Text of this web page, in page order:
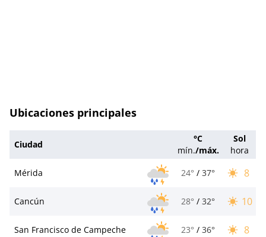
Ubicaciones principales
Ciudad
°C
mín./máx.
Sol
hora
Mérida
24° / 37° 8
Cancún 28° / 32° 10
San Francisco de Campeche 23° / 36° 8